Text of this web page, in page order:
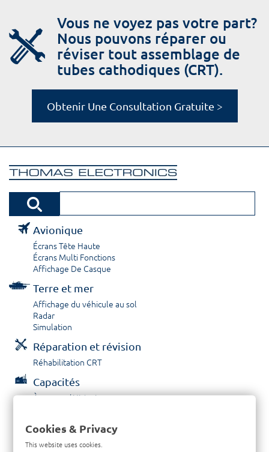
Vous ne voyez pas votre part?
Nous pouvons réparer ou
réviser tout assemblage de
tubes cathodiques (CRT).
Obtenir Une Consultation Gratuite >
Avionique
Écrans Tête Haute
Écrans Multi Fonctions
Affichage De Casque
Terre et mer
Affichage du véhicule au sol
Radar
Simulation
Réparation et révision
Réhabilitation CRT
Capacités
À propos / Historique
Contactez nous
Cookies & Privacy
This website uses cookies.